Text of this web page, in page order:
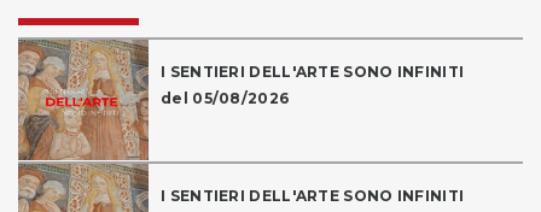
I SENTIERI DELL'ARTE SONO INFINITI
del 05/08/2026
I SENTIERI DELL'ARTE SONO INFINITI